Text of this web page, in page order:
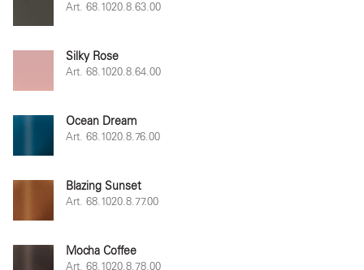
Art. 68.1020.8.63.00
Silky Rose
Art. 68.1020.8.64.00
Ocean Dream
Art. 68.1020.8.76.00
Blazing Sunset
Art. 68.1020.8.77.00
Mocha Coffee
Art. 68.1020.8.78.00